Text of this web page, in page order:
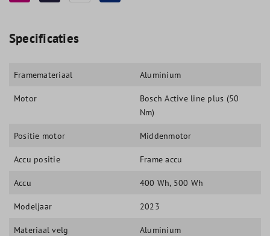
Specificaties
Framemateriaal Aluminium
Motor
Bosch Active line plus (50
Nm)
Positie motor Middenmotor
Accu positie Frame accu
Accu 400 Wh, 500 Wh
Modeljaar 2023
Materiaal velg Aluminium